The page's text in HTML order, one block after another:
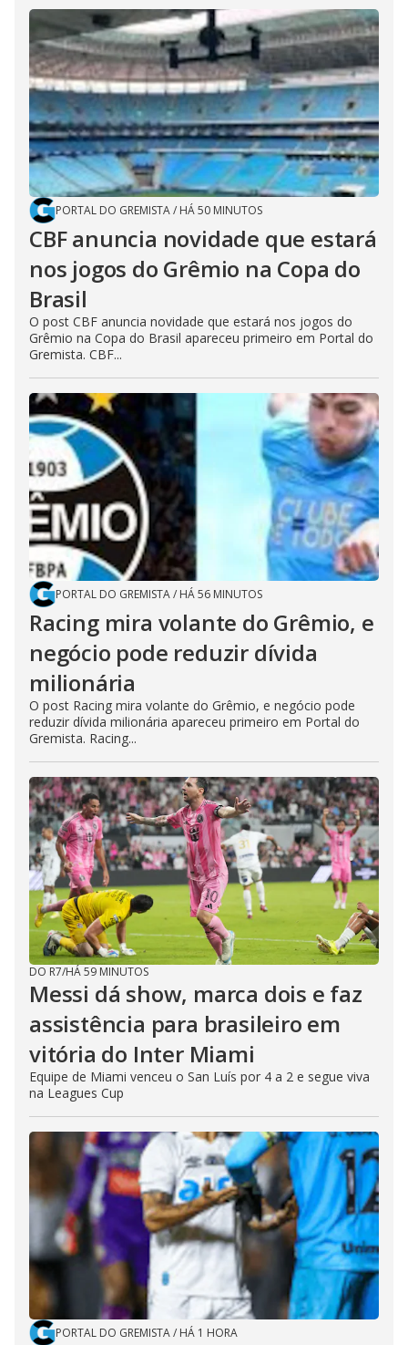
PORTAL DO GREMISTA/ HÁ 50 MINUTOS
CBF anuncia novidade que estará
nos jogos do Grêmio na Copa do
Brasil
O post CBF anuncia novidade que estará nos jogos do
Grêmio na Copa do Brasil apareceu primeiro em Portal do
Gremista. CBF...
PORTAL DO GREMISTA/ HÁ 56 MINUTOS
Racing mira volante do Grêmio, e
negócio pode reduzir dívida
milionária
O post Racing mira volante do Grêmio, e negócio pode
reduzir dívida milionária apareceu primeiro em Portal do
Gremista. Racing...
DO R7/HÁ 59 MINUTOS
Messi dá show, marca dois e faz
assistência para brasileiro em
vitória do Inter Miami
Equipe de Miami venceu o San Luís por 4 a 2 e segue viva
na Leagues Cup
PORTAL DO GREMISTA/ HÁ 1 HORA